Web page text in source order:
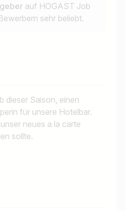
auf HOGAST Job
sehr beliebt.
dieser Saison, einen
für unsere Hotelbar.
neues a la carte
sollte.